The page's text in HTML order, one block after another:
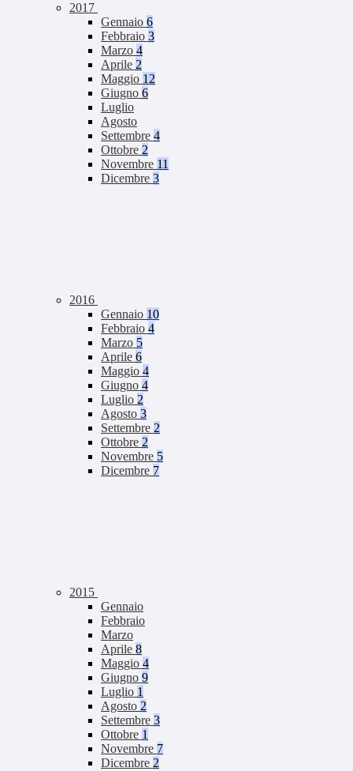
2017
Gennaio 6
Febbraio 3
Marzo 4
Aprile 2
Maggio 12
Giugno 6
Luglio
Agosto
Settembre 4
Ottobre 2
Novembre 11
Dicembre 3
2016
Gennaio 10
Febbraio 4
Marzo 5
Aprile 6
Maggio 4
Giugno 4
Luglio 2
Agosto 3
Settembre 2
Ottobre 2
Novembre 5
Dicembre 7
2015
Gennaio
Febbraio
Marzo
Aprile 8
Maggio 4
Giugno 9
Luglio 1
Agosto 2
Settembre 3
Ottobre 1
Novembre 7
Dicembre 2